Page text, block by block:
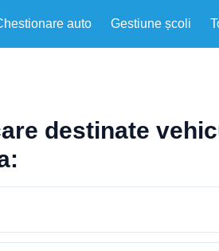
auto Gestiune școli
destinate